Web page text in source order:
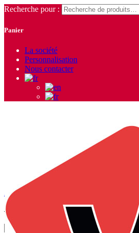
Recherche pour :
Panier
La société
Personnalisation
Nous contacter
harnais
Accueil
4 résultats affichés